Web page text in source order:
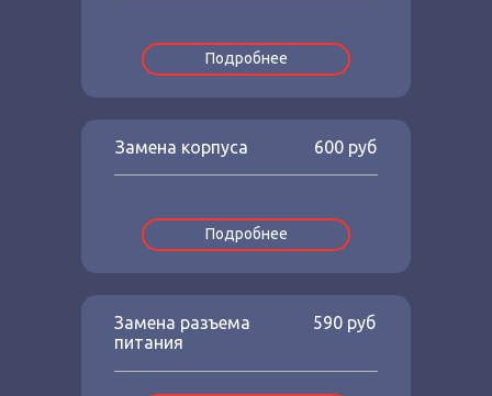
Замена корпуса 600 руб
Замена разъема
питания
590 руб
Подробнее
Подробнее